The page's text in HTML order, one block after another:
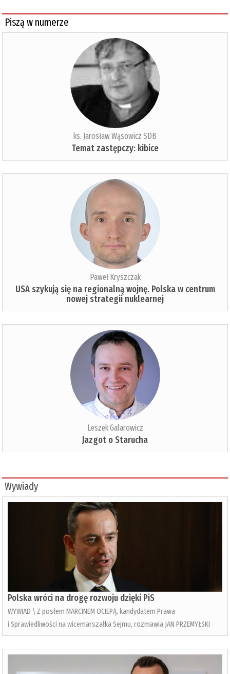
Piszą w numerze
ks. Jarosław Wąsowicz SDB
Temat zastępczy: kibice
Paweł Kryszczak
USA szykują się na regionalną wojnę. Polska w centrum
nowej strategii nuklearnej
Leszek Galarowicz
Jazgot o Starucha
Wywiady
Polska wróci na drogę rozwoju dzięki PiS
WYWIAD \ Z posłem MARCINEM OCIEPĄ, kandydatem Prawa
i Sprawiedliwości na wicemarszałka Sejmu, rozmawia JAN PRZEMYŁSKI